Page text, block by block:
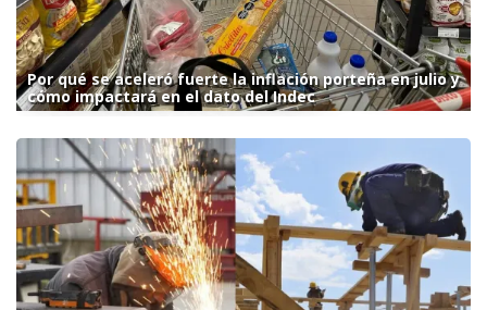
Por qué se aceleró fuerte la inflación porteña en julio y
cómo impactará en el dato del Indec